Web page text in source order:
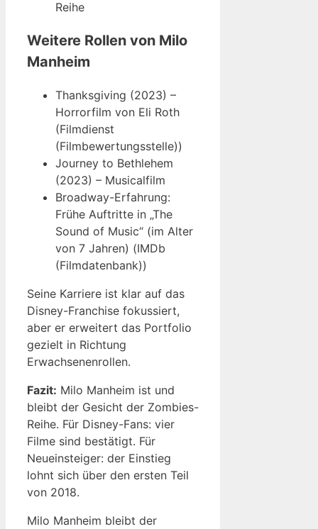
Reihe
Weitere Rollen von Milo
Manheim
Thanksgiving (2023) –
Horrorfilm von Eli Roth
(Filmdienst
(Filmbewertungsstelle))
Journey to Bethlehem
(2023) – Musicalfilm
Broadway-Erfahrung:
Frühe Auftritte in „The
Sound of Music“ (im Alter
von 7 Jahren) (IMDb
(Filmdatenbank))
Seine Karriere ist klar auf das
Disney-Franchise fokussiert,
aber er erweitert das Portfolio
gezielt in Richtung
Erwachsenenrollen.
Fazit: Milo Manheim ist und
bleibt der Gesicht der Zombies-
Reihe. Für Disney-Fans: vier
Filme sind bestätigt. Für
Neueinsteiger: der Einstieg
lohnt sich über den ersten Teil
von 2018.
Milo Manheim bleibt der